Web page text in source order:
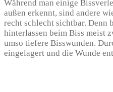
Während man einige
außen erkennt, sind andere
recht schlecht sichtbar. Denn
hinterlassen beim Biss meist
umso tiefere Bisswunden.
eingelagert und die Wunde